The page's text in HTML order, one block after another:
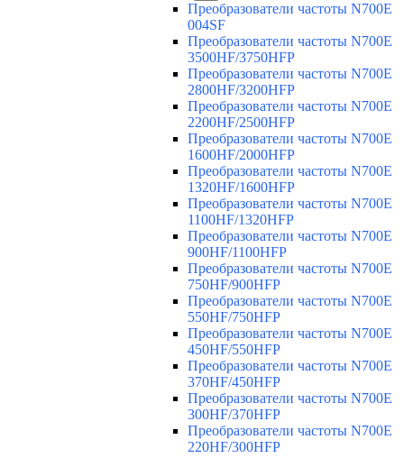
Преобразователи частоты N700E
004SF
Преобразователи частоты N700E
3500HF/3750HFP
Преобразователи частоты N700E
2800HF/3200HFP
Преобразователи частоты N700E
2200HF/2500HFP
Преобразователи частоты N700E
1600HF/2000HFP
Преобразователи частоты N700E
1320HF/1600HFP
Преобразователи частоты N700E
1100HF/1320HFP
Преобразователи частоты N700E
900HF/1100HFP
Преобразователи частоты N700E
750HF/900HFP
Преобразователи частоты N700E
550HF/750HFP
Преобразователи частоты N700E
450HF/550HFP
Преобразователи частоты N700E
370HF/450HFP
Преобразователи частоты N700E
300HF/370HFP
Преобразователи частоты N700E
220HF/300HFP